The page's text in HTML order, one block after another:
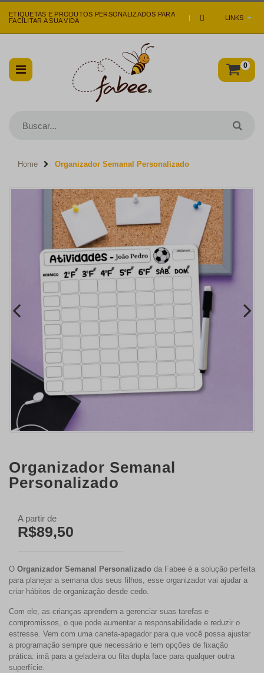
LINKS
ETIQUETAS E PRODUTOS PERSONALIZADOS PARA
FACILITAR A SUA VIDA
|
0
Home Organizador Semanal Personalizado
Organizador Semanal
Personalizado
A partir de
R$89,50
O Organizador Semanal Personalizado da Fabee é a solução perfeita
para planejar a semana dos seus filhos, esse organizador vai ajudar a
criar hábitos de organização desde cedo.
Com ele, as crianças aprendem a gerenciar suas tarefas e
compromissos, o que pode aumentar a responsabilidade e reduzir o
estresse. Vem com uma caneta-apagador para que você possa ajustar
a programação sempre que necessário e tem opções de fixação
prática: imã para a geladeira ou fita dupla face para qualquer outra
superfície.